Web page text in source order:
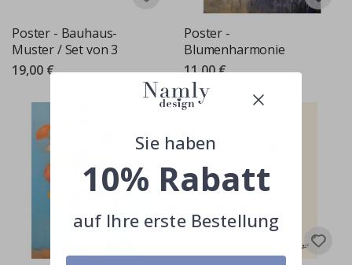
Poster - Bauhaus-
Muster / Set von 3
19,00 €
Poster -
Blumenharmonie
11,00 €
Sie haben
10% Rabatt
auf Ihre erste Bestellung